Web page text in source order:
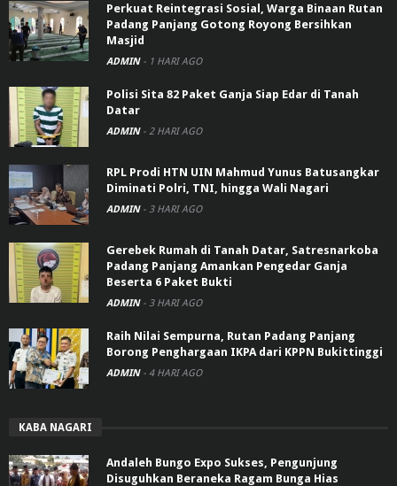
Perkuat Reintegrasi Sosial, Warga Binaan Rutan
Padang Panjang Gotong Royong Bersihkan
Masjid
ADMIN - 1 HARI AGO
Polisi Sita 82 Paket Ganja Siap Edar di Tanah
Datar
ADMIN - 2 HARI AGO
RPL Prodi HTN UIN Mahmud Yunus Batusangkar
Diminati Polri, TNI, hingga Wali Nagari
ADMIN - 3 HARI AGO
Gerebek Rumah di Tanah Datar, Satresnarkoba
Padang Panjang Amankan Pengedar Ganja
Beserta 6 Paket Bukti
ADMIN - 3 HARI AGO
Raih Nilai Sempurna, Rutan Padang Panjang
Borong Penghargaan IKPA dari KPPN Bukittinggi
ADMIN - 4 HARI AGO
KABA NAGARI
Andaleh Bungo Expo Sukses, Pengunjung
Disuguhkan Beraneka Ragam Bunga Hias